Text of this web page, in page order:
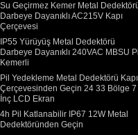
Su Geçirmez Kemer Metal
Darbeye Dayanıklı AC215V Kapı
Çerçevesi
IP55 Yürüyüş Metal Dedektörü
Darbeye Dayanıklı 240VAC MBSU Pil
Kemerli
Pil Yedekleme Metal Dedektörü Kapı
Çerçevesinden Geçin 24 33 Bölge 7
İnç LCD Ekran
4h Pil Katlanabilir IP67 12W Metal
Dedektöründen Geçin